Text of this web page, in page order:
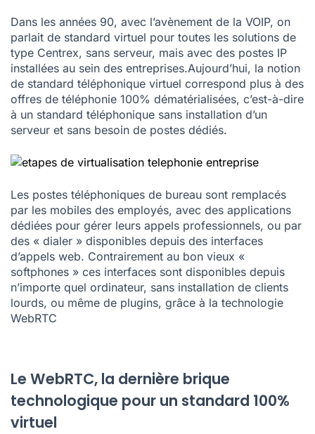
Dans les années 90, avec l’avènement de la VOIP, on
parlait de standard virtuel pour toutes les solutions de
type Centrex, sans serveur, mais avec des postes IP
installées au sein des entreprises.Aujourd’hui, la notion
de standard téléphonique virtuel correspond plus à des
offres de téléphonie 100% dématérialisées, c’est-à-dire
à un standard téléphonique sans installation d’un
serveur et sans besoin de postes dédiés.
Les postes téléphoniques de bureau sont remplacés
par les mobiles des employés, avec des applications
dédiées pour gérer leurs appels professionnels, ou par
des « dialer » disponibles depuis des interfaces
d’appels web. Contrairement au bon vieux «
softphones » ces interfaces sont disponibles depuis
n’importe quel ordinateur, sans installation de clients
lourds, ou même de plugins, grâce à la technologie
WebRTC
Le WebRTC, la dernière brique
technologique pour un standard 100%
virtuel